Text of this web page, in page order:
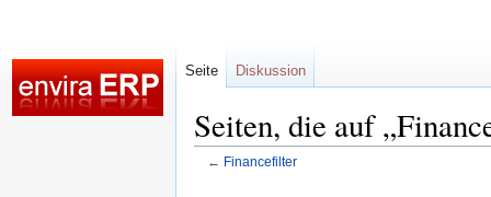
Seiten, die auf
← Financefilter
Seite Diskussion